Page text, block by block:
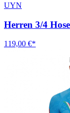
UYN
Herren 3/4
119,00 €*